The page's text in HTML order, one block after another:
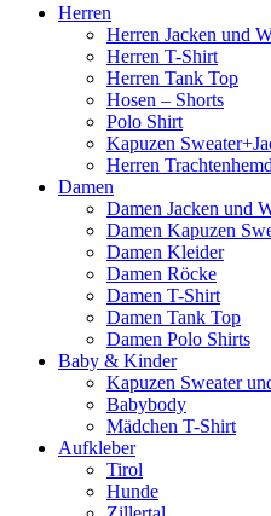
Herren
Herren Jacken und
Herren T-Shirt
Herren Tank Top
Hosen – Shorts
Polo Shirt
Kapuzen
Herren
Damen
Damen Jacken und
Damen Kapuzen
Damen Kleider
Damen Röcke
Damen T-Shirt
Damen Tank Top
Damen Polo Shirts
Baby & Kinder
Kapuzen Sweater
Babybody
Mädchen T-Shirt
Aufkleber
Tirol
Hunde